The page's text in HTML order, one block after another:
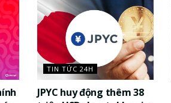
TIN TỨC 24H
JPYC huy động thêm 38